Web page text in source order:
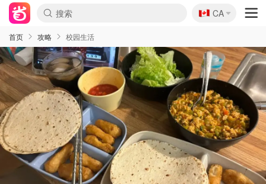
🇨🇦
CA
首页 攻略 校园生活